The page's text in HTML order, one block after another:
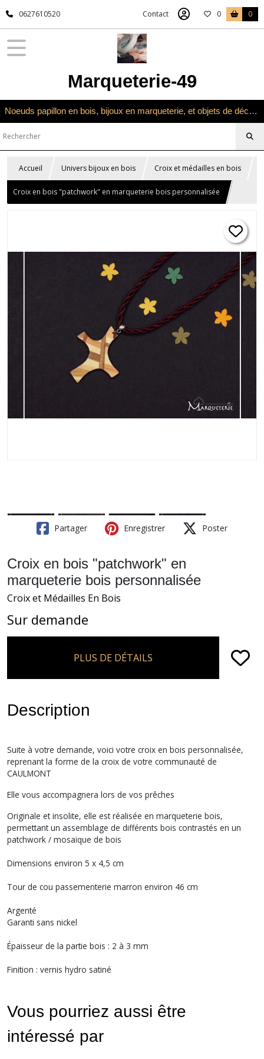
0627610520 Contact 0 0
Marqueterie-49
Noeuds papillon en bois, bijoux en marqueterie, et objets de décoration en marqueterie bois
Accueil Univers bijoux en bois Croix et médailles en bois
Croix en bois "patchwork" en marqueterie bois personnalisée
Partager Enregistrer Poster
Croix en bois "patchwork" en
marqueterie bois personnalisée
Croix et Médailles En Bois
Sur demande
PLUS DE DÉTAILS
Description
Suite à votre demande, voici votre croix en bois personnalisée,
reprenant la forme de la croix de votre communauté de
CAULMONT
Elle vous accompagnera lors de vos prêches
Originale et insolite, elle est réalisée en marqueterie bois,
permettant un assemblage de différents bois contrastés en un
patchwork / mosaïque de bois
Dimensions environ 5 x 4,5 cm
Tour de cou passementerie marron environ 46 cm
Argenté
Garanti sans nickel
Épaisseur de la partie bois : 2 à 3 mm
Finition : vernis hydro satiné
Vous pourriez aussi être
intéressé par